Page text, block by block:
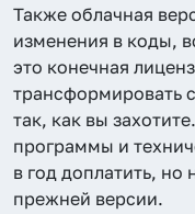
Также облачная
изменения в коды,
это конечная
трансформировать
так, как вы
программы и
в год доплатить, но
прежней версии.